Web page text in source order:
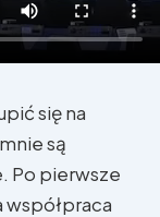
się na
są
Po pierwsze
współpraca